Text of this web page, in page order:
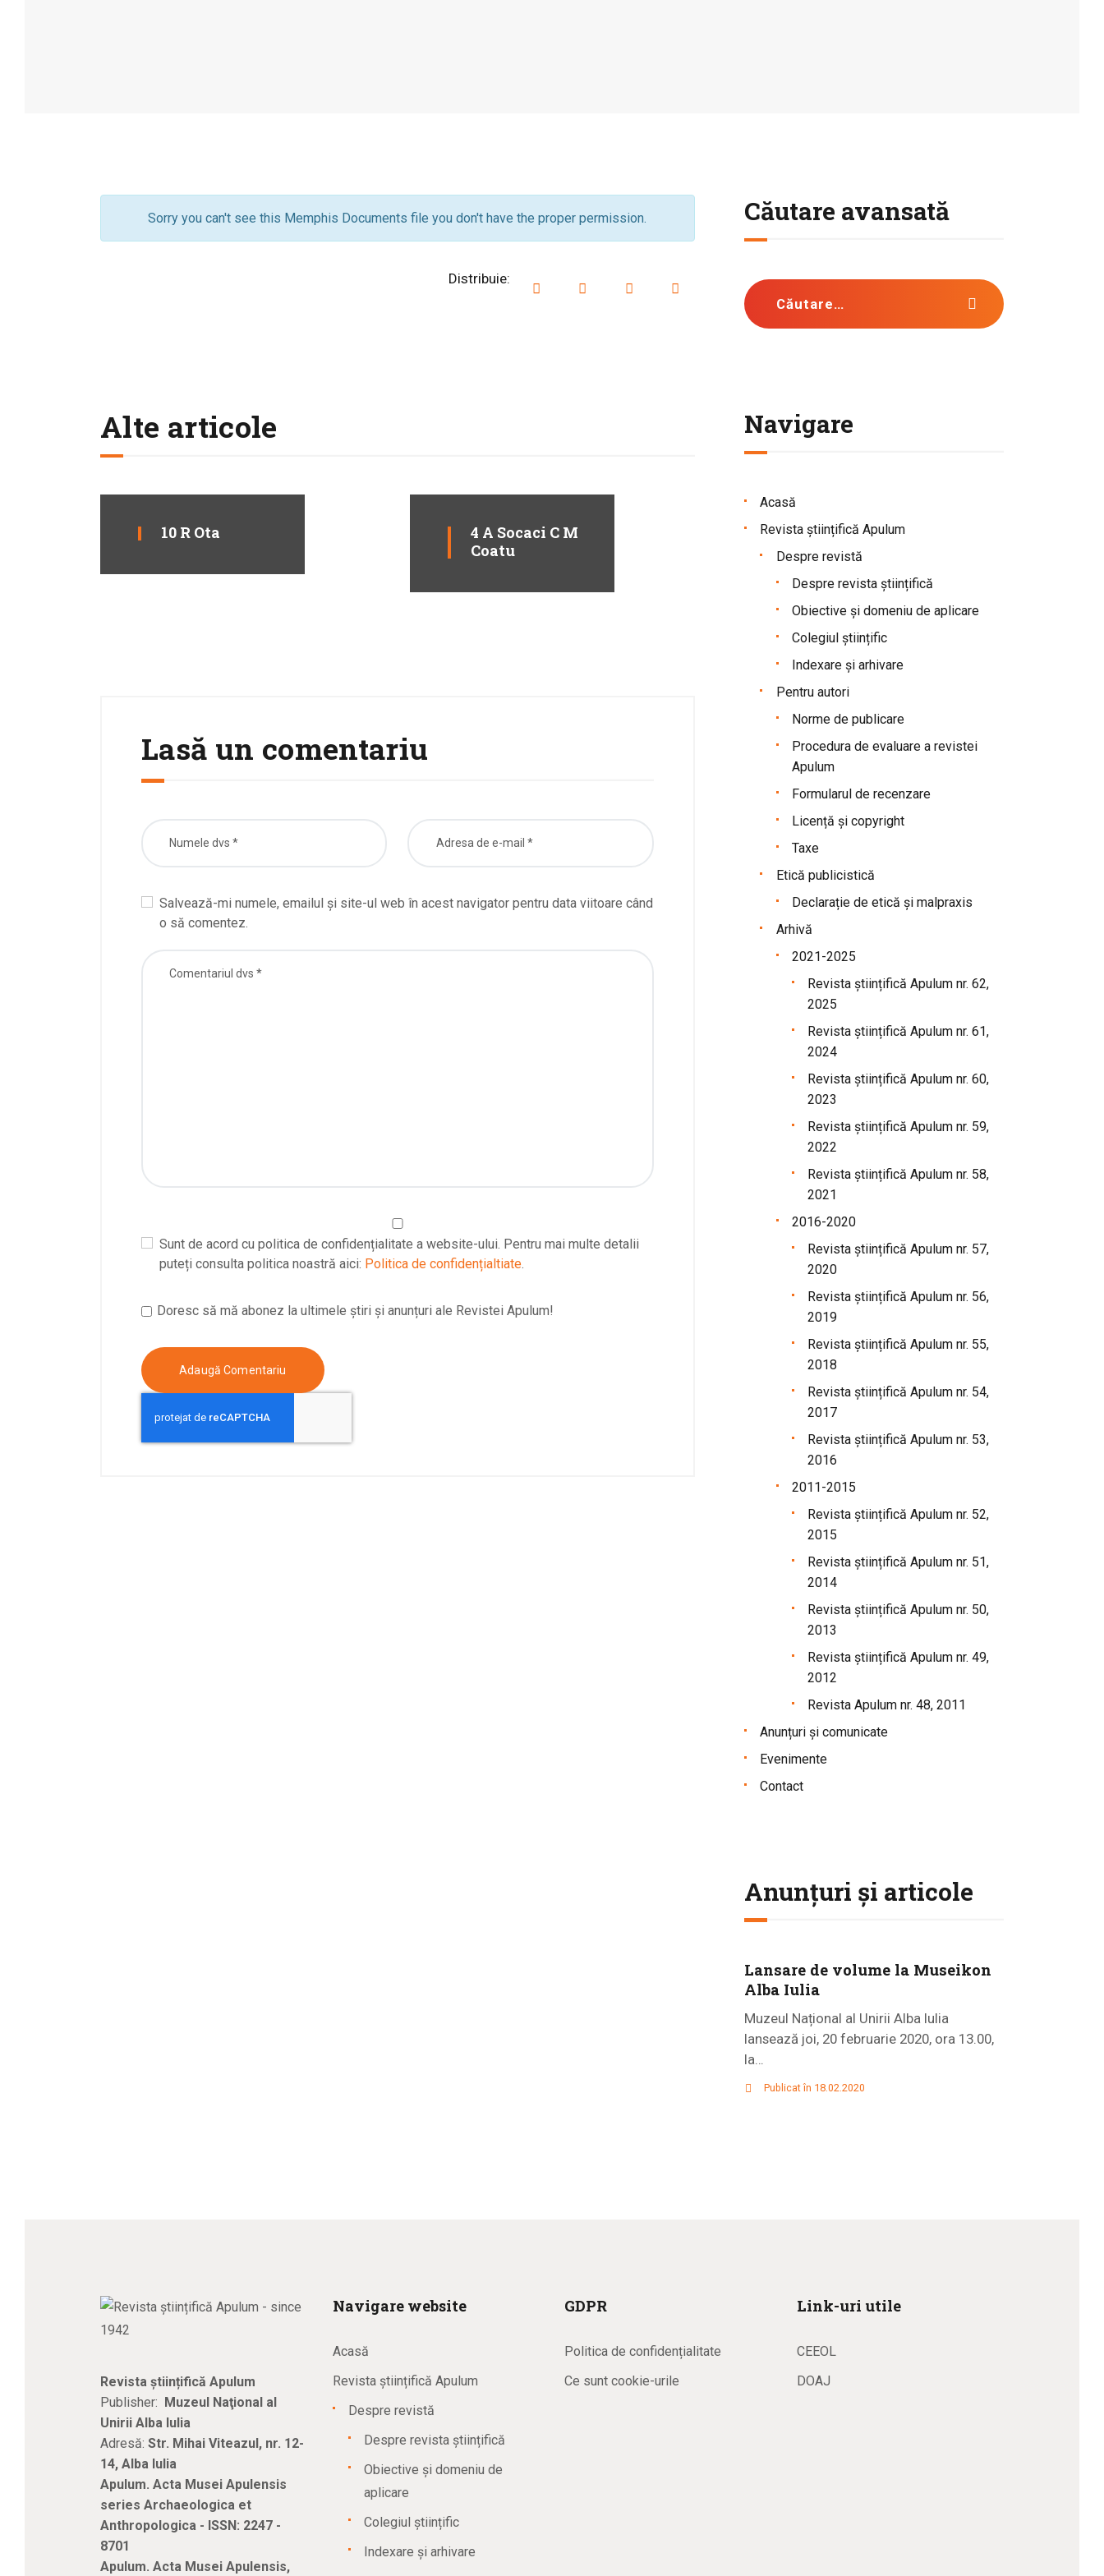
Sorry you can't see this Memphis Documents file you don't have the proper permission.
Distribuie:
Alte articole
10 R Ota
4 A Socaci C M
Coatu
Lasă un comentariu
Salvează-mi numele, emailul și site-ul web în acest navigator pentru data viitoare când
o să comentez.
Sunt de acord cu politica de confidențialitate a website-ului. Pentru mai multe detalii
puteți consulta politica noastră aici: Politica de confidențialtiate
Doresc să mă abonez la ultimele știri și anunțuri ale Revistei Apulum!
Căutare avansată
Caută după:
Navigare
Acasă
Revista științifică Apulum
Despre revistă
Despre revista științifică
Obiective și domeniu de aplicare
Colegiul științific
Indexare și arhivare
Pentru autori
Norme de publicare
Procedura de evaluare a revistei
Apulum
Formularul de recenzare
Licență și copyright
Taxe
Etică publicistică
Declarație de etică și malpraxis
Arhivă
2021-2025
Revista științifică Apulum nr. 62,
2025
Revista științifică Apulum nr. 61,
2024
Revista științifică Apulum nr. 60,
2023
Revista științifică Apulum nr. 59,
2022
Revista științifică Apulum nr. 58,
2021
2016-2020
Revista științifică Apulum nr. 57,
2020
Revista științifică Apulum nr. 56,
2019
Revista științifică Apulum nr. 55,
2018
Revista științifică Apulum nr. 54,
2017
Revista științifică Apulum nr. 53,
2016
2011-2015
Revista științifică Apulum nr. 52,
2015
Revista științifică Apulum nr. 51,
2014
Revista științifică Apulum nr. 50,
2013
Revista științifică Apulum nr. 49,
2012
Revista Apulum nr. 48, 2011
Anunțuri și comunicate
Evenimente
Contact
Anunțuri și articole
Lansare de volume la Museikon
Alba Iulia
Muzeul Național al Unirii Alba Iulia
lansează joi, 20 februarie 2020, ora 13.00,
la…
Publicat în 18.02.2020
Revista științifică Apulum
Publisher:
Muzeul Naţional al
Unirii Alba Iulia
Adresă: Str. Mihai Viteazul, nr. 12-
14, Alba Iulia
Apulum. Acta Musei Apulensis
series Archaeologica et
Anthropologica - ISSN: 2247 -
8701
Apulum. Acta Musei Apulensis,
Navigare website
Acasă
Revista științifică Apulum
Despre revistă
Despre revista științifică
Obiective și domeniu de
aplicare
Colegiul științific
Indexare și arhivare
GDPR
Politica de confidențialitate
Ce sunt cookie-urile
Link-uri utile
CEEOL
DOAJ